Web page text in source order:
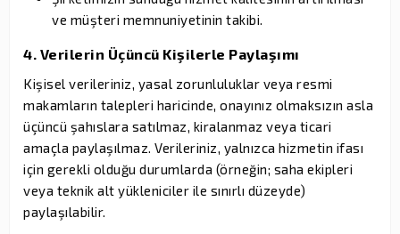
ve müşteri memnuniyetinin takibi.
4. Verilerin Üçüncü Kişilerle Paylaşımı
Kişisel verileriniz, yasal zorunluluklar veya resmi
makamların talepleri haricinde, onayınız olmaksızın asla
üçüncü şahıslara satılmaz, kiralanmaz veya ticari
amaçla paylaşılmaz. Verileriniz, yalnızca hizmetin ifası
için gerekli olduğu durumlarda (örneğin; saha ekipleri
veya teknik alt yükleniciler ile sınırlı düzeyde)
paylaşılabilir.